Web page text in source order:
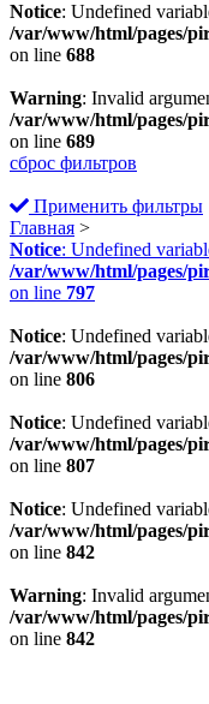
Notice: Undefined
/var/www/html/pages/
on line 688
Warning: Invalid
/var/www/html/pages/
on line 689
сброс фильтров
Применить фильтры
Главная >
Notice: Undefined
/var/www/html/pages/
on line 797
Notice: Undefined
/var/www/html/pages/
on line 806
Notice: Undefined
/var/www/html/pages/
on line 807
Notice: Undefined
/var/www/html/pages/
on line 842
Warning: Invalid
/var/www/html/pages/
on line 842